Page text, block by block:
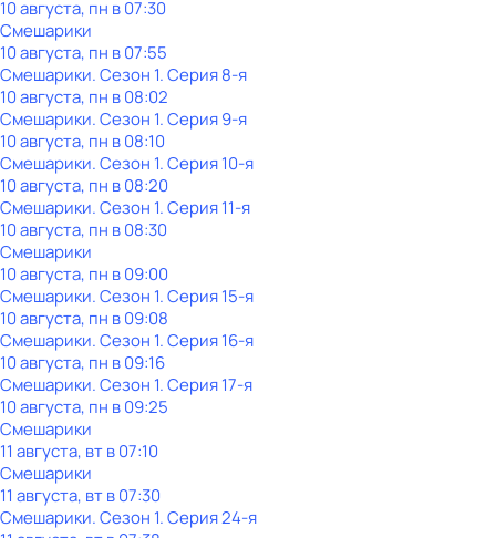
10 августа, пн в 07:30
Смешарики
10 августа, пн в 07:55
Смешарики. Сезон 1. Серия 8-я
10 августа, пн в 08:02
Смешарики. Сезон 1. Серия 9-я
10 августа, пн в 08:10
Смешарики. Сезон 1. Серия 10-я
10 августа, пн в 08:20
Смешарики. Сезон 1. Серия 11-я
10 августа, пн в 08:30
Смешарики
10 августа, пн в 09:00
Смешарики. Сезон 1. Серия 15-я
10 августа, пн в 09:08
Смешарики. Сезон 1. Серия 16-я
10 августа, пн в 09:16
Смешарики. Сезон 1. Серия 17-я
10 августа, пн в 09:25
Смешарики
11 августа, вт в 07:10
Смешарики
11 августа, вт в 07:30
Смешарики. Сезон 1. Серия 24-я